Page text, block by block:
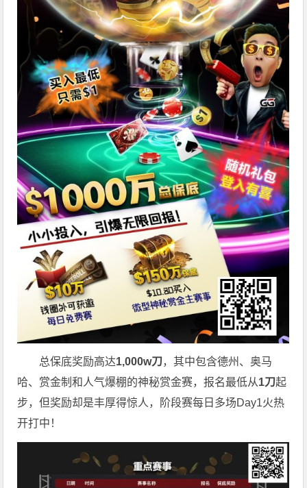
总保底奖励高达1,000w刀，其中包含德州、奥马
哈、赏金制和人气爆棚的神秘赏金赛，报名最低从1刀起
步，但奖励却是丰厚得惊人，阶段赛每日多场Day1火热
开打中！